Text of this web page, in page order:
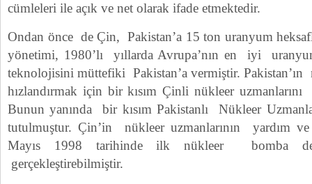
cümleleri ile açık ve net olarak ifade etmektedir.
Ondan önce de Çin, Pakistan’a 15 ton uranyum
yönetimi, 1980’lı yıllarda Avrupa’nın en iyi
teknolojisini müttefiki Pakistan’a vermiştir.
hızlandırmak için bir kısım Çinli nükleer uzmanlarını
Bunun yanında bir kısım Pakistanlı Nükleer
tutulmuştur. Çin’in nükleer uzmanlarının yardım
Mayıs 1998 tarihinde ilk nükleer bomba
gerçekleştirebilmiştir.